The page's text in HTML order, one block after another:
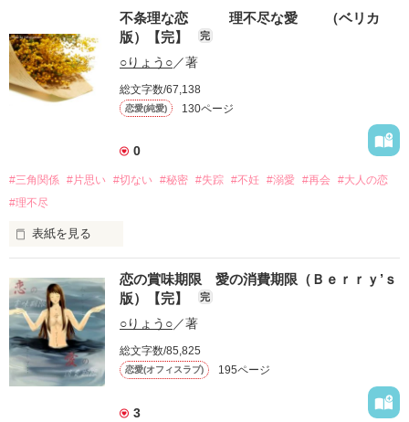
慣れないけど……
なれないけど頑張っていた。
強引に割り込む男（ひと）。
複数の他サイトにて同タイトルで連載中
表紙　ムツコトハさま　https://twitter.com/mutsukotoha2
ベリカにて２０２３．５.  ２７．   から公開
それでも俺と彼女の関係はいつまでたっても
どんなに時間が過ぎても…何も変わらなかった。
俺はもう逃げない。
彼女にとって最悪のできごとが俺にとっては…
不条理な恋 理不尽な愛 （ベリカ
版）【完】
完
○りょう○／著
総文字数/67,138
恋愛(純愛) 130ページ
0
#三角関係 #片思い #切ない #秘密 #失踪 #不妊 #溺愛 #再会 #大人の恋
#理不尽
表紙を見る
忘れられない貴男（ひと）がいる　　諦めきれない貴女（ひ
と）を待ち続けた
穂香（ほのか）　　　　×　　　　　　　大希（たいき）
毎年彼がくれるミモザの花。
胸が切なくなる春が来たと思う。
恋の賞味期限 愛の消費期限（Ｂｅｒｒｙ’ｓ
版）【完】
完
○りょう○／著
総文字数/85,825
恋愛(オフィスラブ) 195ページ
3